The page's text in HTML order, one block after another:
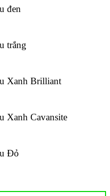
đen
trắng
Xanh Brilliant
Xanh Cavansite
Đỏ